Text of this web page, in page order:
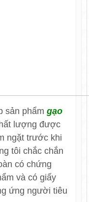
sản phẩmgạo
lượng được
ngặt trước khi
tôi chắc chắn
có chứng
và có giấy
ứng người tiêu